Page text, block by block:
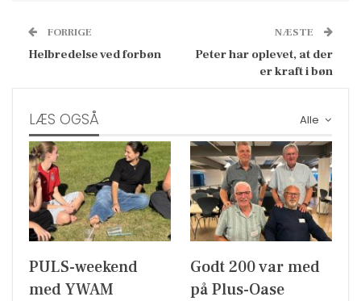
FORRIGE
Helbredelse ved forbøn
NÆSTE
Peter har oplevet, at der
er kraft i bøn
Alle
LÆS OGSÅ
PULS-weekend
med YWAM
Godt 200 var med
på Plus-Oase